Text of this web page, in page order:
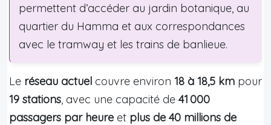
permettent d’accéder au jardin botanique, au
quartier du Hamma et aux correspondances
avec le tramway et les trains de banlieue.
Le réseau actuel couvre environ 18 à 18,5 km pour
19 stations, avec une capacité de 41 000
passagers par heure et plus de 40 millions de